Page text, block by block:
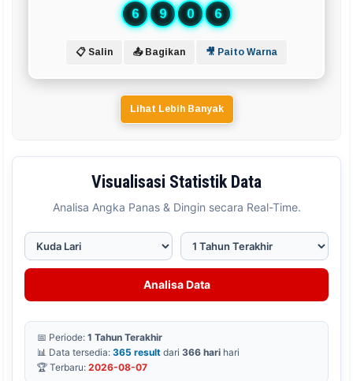
6 9 0 6
📋 Salin 📤 Bagikan 🎥 Paito Warna
Lihat Lebih Banyak
Visualisasi Statistik Data
Analisa Angka Panas & Dingin secara Real-Time.
Analisa Data
📅 Periode: 1 Tahun Terakhir
📊 Data tersedia: 365 result dari 366 hari hari
🏆 Terbaru: 2026-08-07